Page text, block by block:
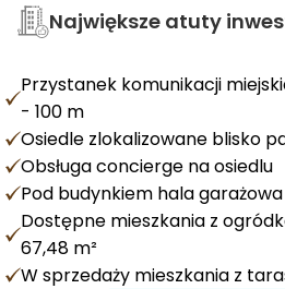
Największe atuty
Przystanek komunikacji
- 100 m
Osiedle zlokalizowane blisko
Obsługa concierge na osiedlu
Pod budynkiem hala garażowa
Dostępne mieszkania z
67,48 m²
W sprzedaży mieszkania z